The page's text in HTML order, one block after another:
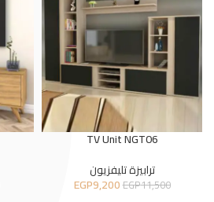
TV Unit NGT06
ترابيزة تليفزيون
EGP11,500
EGP9,200